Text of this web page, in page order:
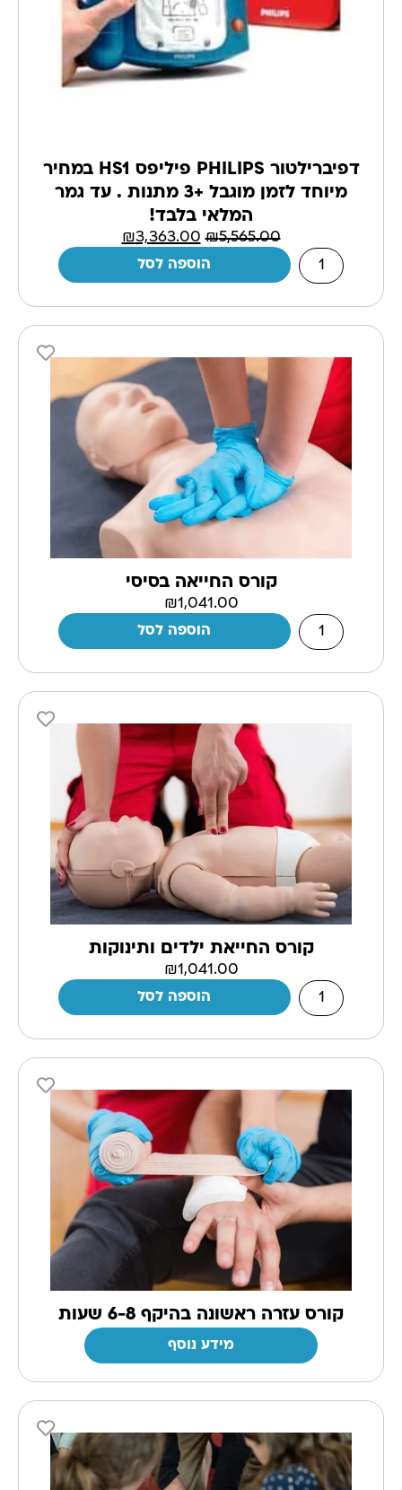
דפיברילטור PHILIPS פיליפס HS1 במחיר
מיוחד לזמן מוגבל +3 מתנות . עד גמר
המלאי בלבד!
₪5,565.00
₪3,363.00
הוספה לסל
קורס החייאה בסיסי
₪1,041.00
הוספה לסל
קורס החייאת ילדים ותינוקות
₪1,041.00
הוספה לסל
קורס עזרה ראשונה בהיקף 6-8 שעות
מידע נוסף